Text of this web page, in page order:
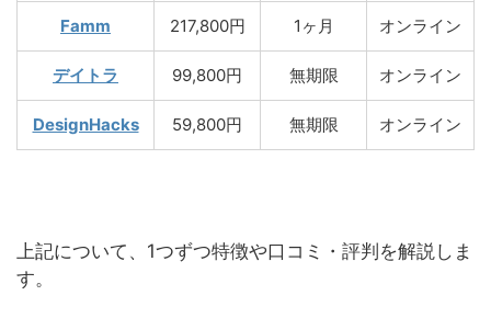
Famm 217,800円 1ヶ月 オンライン
デイトラ 99,800円 無期限 オンライン
DesignHacks 59,800円 無期限 オンライン
上記について、1つずつ特徴や口コミ・評判を解説しま
す。